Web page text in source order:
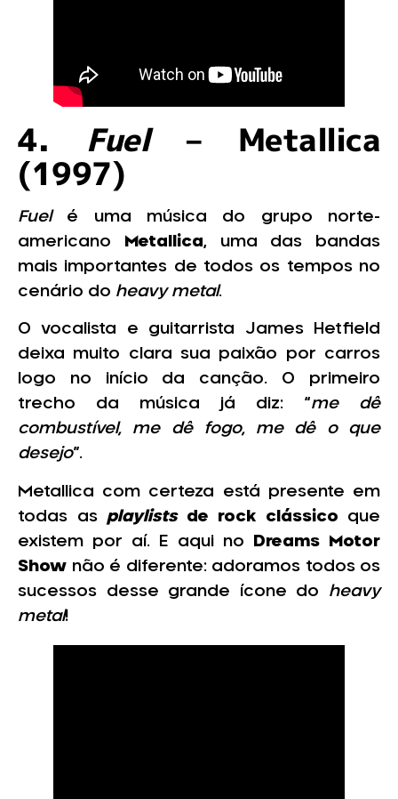
4. Fuel – Metallica
(1997)
Fuel é uma música do grupo norte-
americano
Metallica,
uma das bandas
mais importantes de todos os tempos no
cenário do heavy metal.
O vocalista e guitarrista James Hetfield
deixa muito clara sua paixão por carros
logo no início da canção. O primeiro
trecho da música já diz: “me dê
combustível, me dê fogo, me dê o que
desejo”.
Metallica com certeza está presente em
todas as playlists de rock clássico que
existem por aí. E aqui no
Dreams Motor
Show não é diferente: adoramos todos os
sucessos desse grande ícone do heavy
metal!